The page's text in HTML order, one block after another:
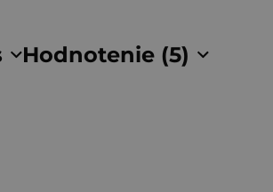
Hodnotenie (5)